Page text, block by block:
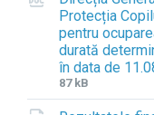
i
o
n
:
d
e
e
x
t
e
n
e
s
i
z
e
:
Protecția
pentru
durată
în data de
F
i
F
i
87 kB